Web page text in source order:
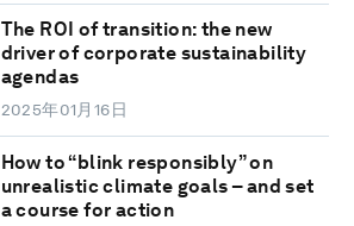
The ROI of transition: the new
driver of corporate sustainability
agendas
2025年01月16日
How to “blink responsibly” on
unrealistic climate goals – and set
a course for action